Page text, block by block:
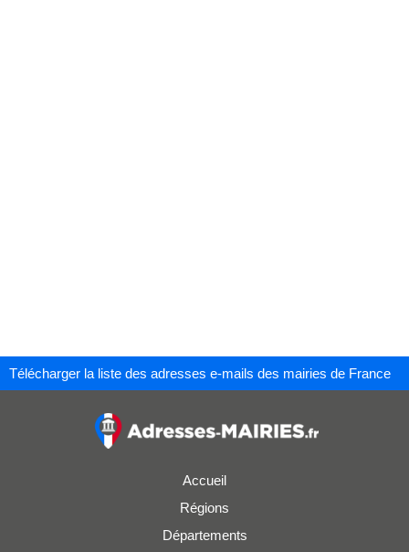
Télécharger la liste des adresses e-mails des mairies de France
Accueil
Régions
Départements